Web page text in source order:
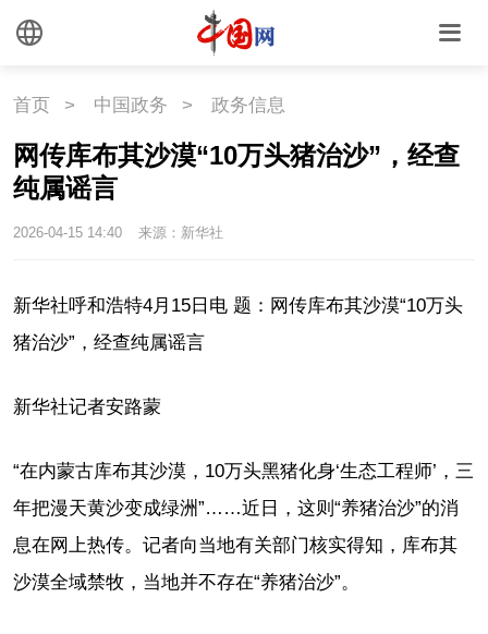
首页 > 中国政务 > 政务信息
网传库布其沙漠“10万头猪治沙”，经查
纯属谣言
2026-04-15 14:40 来源：新华社
新华社呼和浩特4月15日电 题：网传库布其沙漠“10万头
猪治沙”，经查纯属谣言
新华社记者安路蒙
“在内蒙古库布其沙漠，10万头黑猪化身‘生态工程师’，三
年把漫天黄沙变成绿洲”……近日，这则“养猪治沙”的消
息在网上热传。记者向当地有关部门核实得知，库布其
沙漠全域禁牧，当地并不存在“养猪治沙”。